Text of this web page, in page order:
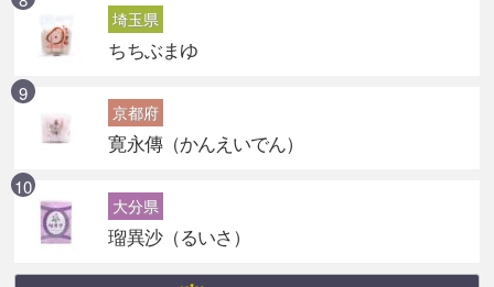
埼玉県
ちちぶまゆ
京都府
寛永傳（かんえいでん）
大分県
瑠異沙（るいさ）